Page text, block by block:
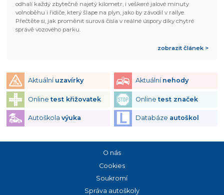
odhalí každý zbytečně najetý kilometr, i veškeré jalové minuty
volnoběhu i řidiče, který šlape na plyn, jako by závodil v rallye.
Přečtěte si, jak proměnit surová čísla v reálné úspory díky chytré
správě vozového parku.
zobrazit článek >
Aktuální uzavírky Aktuální nehody
Onlinetest křižovatek Onlinetest značek
Autoškola výuka Databáze autoškol
O nás
Cookies
Soukromí
Správa autoškoly